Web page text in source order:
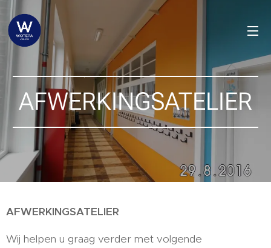
AFWERKINGSATELIER
AFWERKINGSATELIER
Wij helpen u graag verder met volgende